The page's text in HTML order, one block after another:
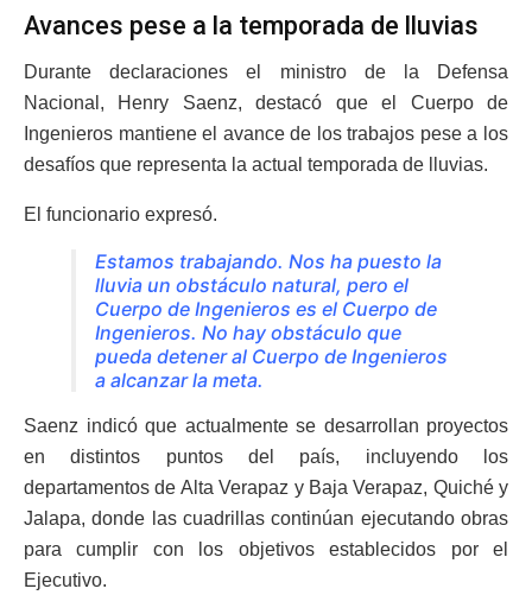
Avances pese a la temporada de lluvias
Durante declaraciones el ministro de la Defensa
Nacional, Henry Saenz, destacó que el Cuerpo de
Ingenieros mantiene el avance de los trabajos pese a los
desafíos que representa la actual temporada de lluvias.
El funcionario expresó.
Estamos trabajando. Nos ha puesto la
lluvia un obstáculo natural, pero el
Cuerpo de Ingenieros es el Cuerpo de
Ingenieros. No hay obstáculo que
pueda detener al Cuerpo de Ingenieros
a alcanzar la meta.
Saenz indicó que actualmente se desarrollan proyectos
en distintos puntos del país, incluyendo los
departamentos de Alta Verapaz y Baja Verapaz, Quiché y
Jalapa, donde las cuadrillas continúan ejecutando obras
para cumplir con los objetivos establecidos por el
Ejecutivo.